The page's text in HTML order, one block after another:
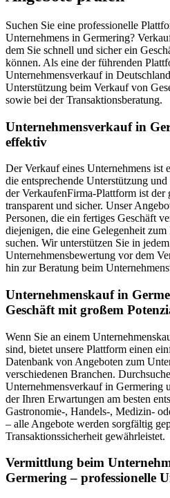
Suchen Sie eine professionelle
Unternehmens in Germering?
dem Sie schnell und sicher ein
können. Als eine der führenden
Unternehmensverkauf in
Unterstützung beim Verkauf von
sowie bei der Transaktionsberatung.
Unternehmensverkauf in
effektiv
Der Verkauf eines Unternehmens ist
die entsprechende Unterstützung
der VerkaufenFirma-Plattform ist der
transparent und sicher. Unser
Personen, die ein fertiges Geschäft
diejenigen, die eine Gelegenheit
suchen. Wir unterstützen Sie in
Unternehmensbewertung vor dem
hin zur Beratung beim
Unternehmenskauf in
Geschäft mit großem
Wenn Sie an einem
sind, bietet unsere Plattform einen
Datenbank von Angeboten zum
verschiedenen Branchen.
Unternehmensverkauf in Germering
der Ihren Erwartungen am besten
Gastronomie-, Handels-, Medizin-
– alle Angebote werden sorgfältig
Transaktionssicherheit gewährleistet.
Vermittlung beim
Germering – professionelle